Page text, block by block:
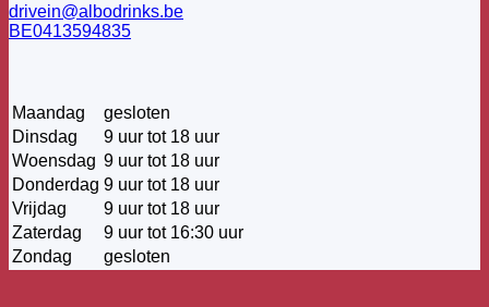
drivein@albodrinks.be
BE0413594835
Maandag
gesloten
Dinsdag
9 uur tot 18 uur
Woensdag 9 uur tot 18 uur
Donderdag 9 uur tot 18 uur
Vrijdag
9 uur tot 18 uur
Zaterdag
9 uur tot 16:30 uur
Zondag
gesloten